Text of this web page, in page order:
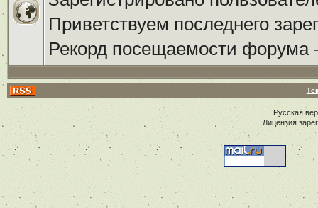
Приветствуем последнего
Рекорд посещаемости
Русская
Лицензия